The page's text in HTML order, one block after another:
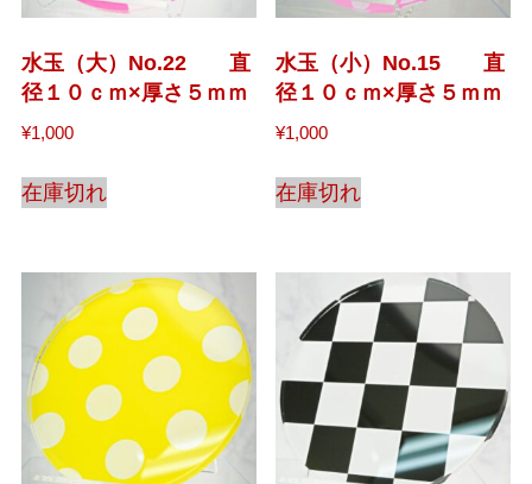
水玉（大）No.22 直
径１０ｃｍ×厚さ５ｍｍ
¥1,000
在庫切れ
水玉（小）No.15 直
径１０ｃｍ×厚さ５ｍｍ
¥1,000
在庫切れ